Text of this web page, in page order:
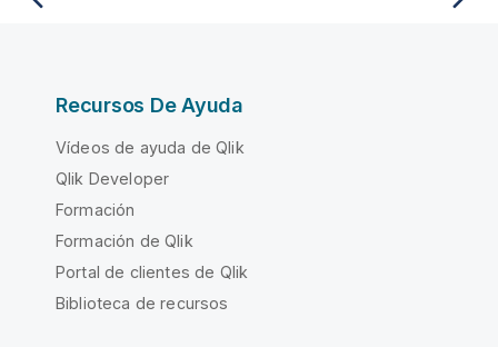
Recursos De Ayuda
Vídeos de ayuda de Qlik
Qlik Developer
Formación
Formación de Qlik
Portal de clientes de Qlik
Biblioteca de recursos